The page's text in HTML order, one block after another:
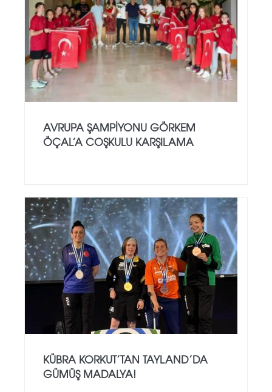
AVRUPA ŞAMPIYONU GÖRKEM
ÖÇAL’A COŞKULU KARŞILAMA
KÜBRA KORKUT’TAN TAYLAND’DA
GÜMÜŞ MADALYA!